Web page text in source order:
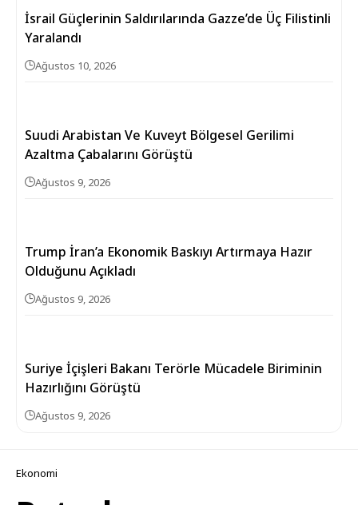
İsrail Güçlerinin Saldırılarında Gazze’de Üç Filistinli
Yaralandı
Ağustos 10, 2026
Suudi Arabistan Ve Kuveyt Bölgesel Gerilimi
Azaltma Çabalarını Görüştü
Ağustos 9, 2026
Trump İran’a Ekonomik Baskıyı Artırmaya Hazır
Olduğunu Açıkladı
Ağustos 9, 2026
Suriye İçişleri Bakanı Terörle Mücadele Biriminin
Hazırlığını Görüştü
Ağustos 9, 2026
Ekonomi